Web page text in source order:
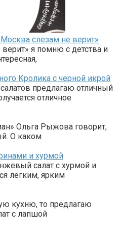
слезам не верит»
я помню с детства и
Кролика с черной икрой
предлагаю отличный
отличное
Ольга Рыжова говорит,
О каком
и хурмой
салат с хурмой и
легким, ярким
кухню, то предлагаю
с лапшой